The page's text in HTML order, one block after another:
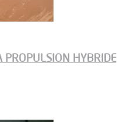
HYBRIDE